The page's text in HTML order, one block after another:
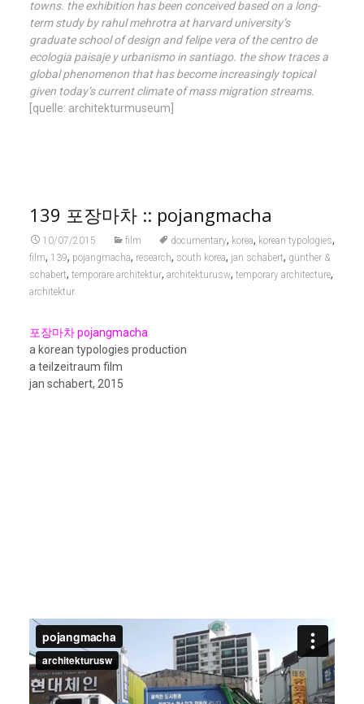
towns. the exhibition has been conceived based on a long-
term study by rahul mehrotra at harvard university’s
graduate school of design and felipe vera of the centro de
ecologia paisaje y urbanismo in santiago. the show traces a
global phenomenon that has become increasingly topical
given today’s current climate of mass migration streams.
[quelle: architekturmuseum]
139 포장마차 :: pojangmacha
10/07/2015 film documentary, korea, korean typologies,
film, 139, pojangmacha, research, south korea, jan schabert, günther &
schabert, temporäre architektur, architekturusw, temporary architecture,
architektur
포장마차 pojangmacha
a korean typologies production
a teilzeitraum film
jan schabert, 2015